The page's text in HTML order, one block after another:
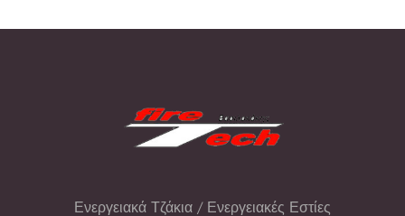
Ενεργειακά Τζάκια / Ενεργειακές Εστίες